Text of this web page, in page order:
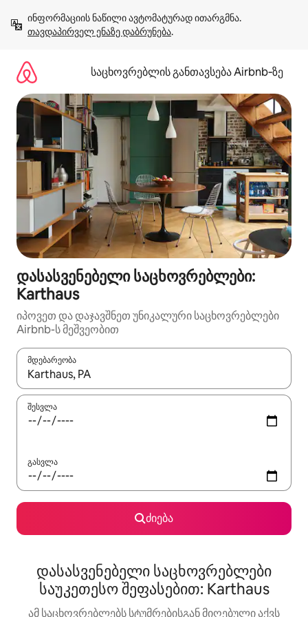
გადასვლა
თავდაპირველ ენაზე დაბრუნება.
საცხოვრებლის განთავსება Airbnb‑ზე
დასასვენებელი საცხოვრებლები:
Karthaus
იპოვეთ და დაჯავშნეთ უნიკალური საცხოვრებლები
Airbnb-ს მეშვეობით
მდებარეობა
როცა შედეგები ხელმისაწვდომი გახდება, ნავიგაციისთვის
შესვლა
გასვლა
ძიება
დასასვენებელი საცხოვრებლები
საუკეთესო შეფასებით: Karthaus
ამ საცხოვრებლებს სტუმრებისგან მიღებული აქვს